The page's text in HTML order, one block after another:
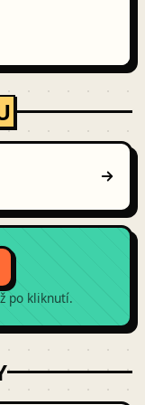
po kliknutí.